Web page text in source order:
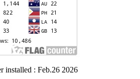
installed : Feb.26 2026